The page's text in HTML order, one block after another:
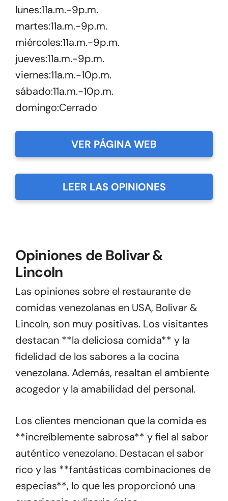
lunes:11a.m.-9p.m.
martes:11a.m.-9p.m.
miércoles:11a.m.-9p.m.
jueves:11a.m.-9p.m.
viernes:11a.m.-10p.m.
sábado:11a.m.-10p.m.
domingo:Cerrado
VER PÁGINA WEB
LEER LAS OPINIONES
Opiniones de Bolivar &
Lincoln
Las opiniones sobre el restaurante de
comidas venezolanas en USA, Bolivar &
Lincoln, son muy positivas. Los visitantes
destacan **la deliciosa comida** y la
fidelidad de los sabores a la cocina
venezolana. Además, resaltan el ambiente
acogedor y la amabilidad del personal.
Los clientes mencionan que la comida es
**increíblemente sabrosa** y fiel al sabor
auténtico venezolano. Destacan el sabor
rico y las **fantásticas combinaciones de
especias**, lo que les proporcionó una